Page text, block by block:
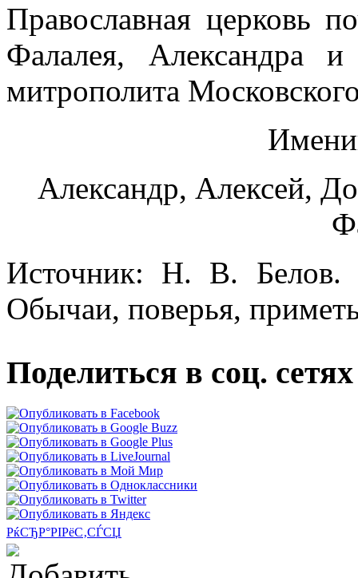
Православная церковь
Фалалея, Александра и
митрополита
Александр, Алексей,
Источник: Н. В. Белов.
Обычаи, поверья,
Поделиться в соц. сетях
РќСЂР°РІРёС‚СЃСЏ